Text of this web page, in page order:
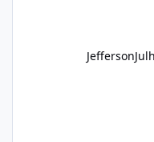
Jefferson